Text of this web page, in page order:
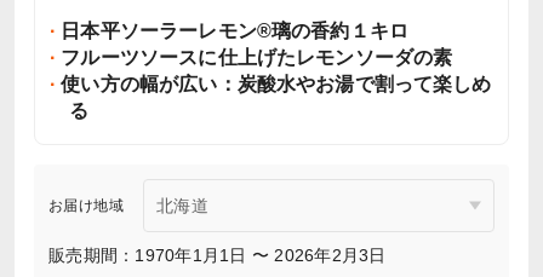
日本平ソーラーレモン®璃の香約１キロ
フルーツソースに仕上げたレモンソーダの素
使い方の幅が広い：炭酸水やお湯で割って楽しめ
る
お届け地域
販売期間：1970年1月1日 〜 2026年2月3日